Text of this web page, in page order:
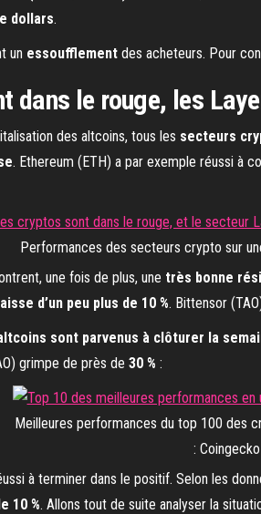
dollars.
un essoufflement des acheteurs. Pour
dans le rouge, les
des altcoins, tous les secteurs
. Ethereum (ETH) a par exemple réussi à
Performances des secteurs crypto sur
une fois de plus, une très bonne
d’un peu plus de 10 %. Bittensor
sont parvenus à clôturer la
grimpe de près de 30 % :
Meilleures performances du top 100 des
: Coingecko
à terminer dans le positif. Selon les
10 %. Allons tout de suite analyser la